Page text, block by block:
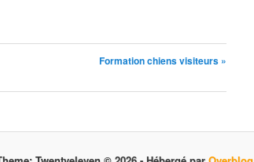
Formation chiens visiteurs »